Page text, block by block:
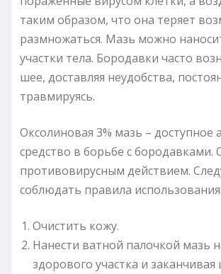
таким образом, что она теряет
размножаться. Мазь можно
участки тела. Бородавки часто
шее, доставляя неудобства,
травмируясь.
Оксолиновая 3% мазь – доступное
средство в борьбе с бородавками.
противовирусным действием.
соблюдать правила использования:
Очистить кожу.
Нанести ватной палочкой мазь
здорового участка и